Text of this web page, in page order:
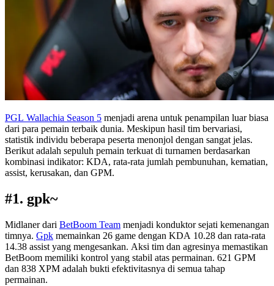
PGL Wallachia Season 5 menjadi arena untuk penampilan luar biasa
dari para pemain terbaik dunia. Meskipun hasil tim bervariasi,
statistik individu beberapa peserta menonjol dengan sangat jelas.
Berikut adalah sepuluh pemain terkuat di turnamen berdasarkan
kombinasi indikator: KDA, rata-rata jumlah pembunuhan, kematian,
assist, kerusakan, dan GPM.
#1. gpk~
Midlaner dari BetBoom Team menjadi konduktor sejati kemenangan
timnya. Gpk memainkan 26 game dengan KDA 10.28 dan rata-rata
14.38 assist yang mengesankan. Aksi tim dan agresinya memastikan
BetBoom memiliki kontrol yang stabil atas permainan. 621 GPM
dan 838 XPM adalah bukti efektivitasnya di semua tahap
permainan.